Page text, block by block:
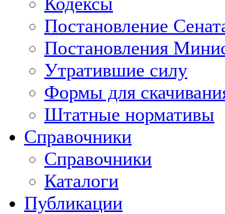
Постановление
Постановления
Утратившие силу
Формы для
Штатные нормативы
Справочники
Справочники
Каталоги
Публикации